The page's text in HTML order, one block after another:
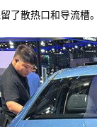
了散热口和导流槽